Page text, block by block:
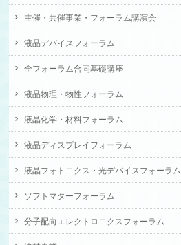
主催・共催事業・フォーラム講演会
液晶デバイスフォーラム
全フォーラム合同基礎講座
液晶物理・物性フォーラム
液晶化学・材料フォーラム
液晶ディスプレイフォーラム
液晶フォトニクス・光デバイスフォーラム
ソフトマターフォーラム
分子配向エレクトロニクスフォーラム